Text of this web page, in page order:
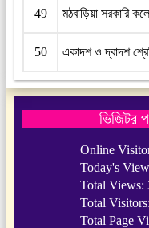
49 মঠবাড়িয়া সরকারি
50 একাদশ ও দ্বাদশ
ভিজিটর
Online
Today's
Total Views:
Total Visitors:
Total Page